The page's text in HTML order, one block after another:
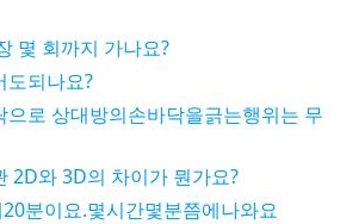
몇 회까지 가나요?
도되나요?
으로 상대방의손바닥을긁는행위는 무
2D와 3D의 차이가 뭔가요?
분이요.몇시간몇분쯤에나와요